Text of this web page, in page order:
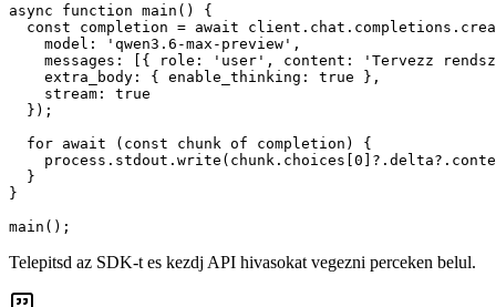
async function main() {
const completion = await
    model: 'qwen3.6-max-preview',
messages: [{ role: 'user', content: 'Tervezz
    extra_body: { enable_thinking: true },
    stream: true
  });
  for await (const chunk of completion) {
  }
}
main();
Telepitsd az SDK-t es kezdj API hivasokat vegezni perceken belul.